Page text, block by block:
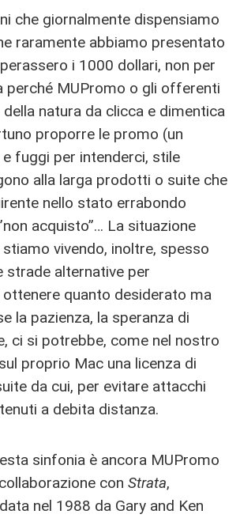
che giornalmente dispensiamo
raramente abbiamo presentato
i 1000 dollari, non per
perché MUPromo o gli offerenti
natura da clicca e dimentica
proporre le promo (un
fuggi per intenderci, stile
alla larga prodotti o suite che
nello stato errabondo
acquisto”… La situazione
vivendo, inoltre, spesso
strade alternative per
quanto desiderato ma
la pazienza, la speranza di
ci si potrebbe, come nel nostro
proprio Mac una licenza di
da cui, per evitare attacchi
a debita distanza.
sinfonia è ancora MUPromo
con Strata,
nel 1988 da Gary and Ken